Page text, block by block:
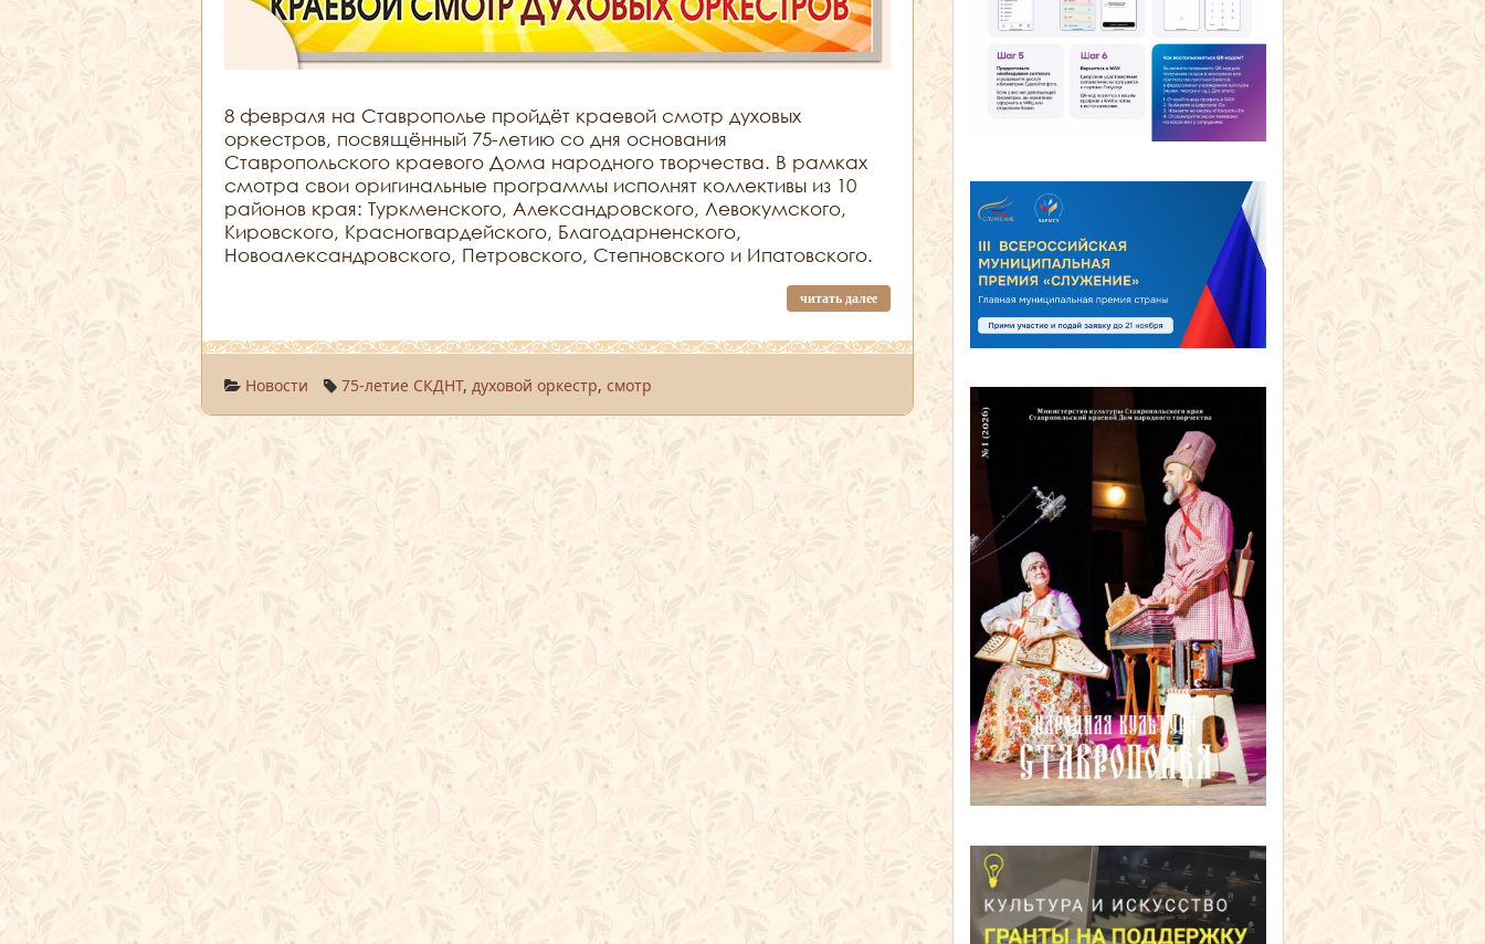
8 февраля на Ставрополье пройдёт краевой смотр духовых
оркестров, посвящённый 75-летию со дня основания
Ставропольского краевого Дома народного творчества. В рамках
смотра свои оригинальные программы исполнят коллективы из 10
районов края: Туркменского, Александровского, Левокумского,
Кировского, Красногвардейского, Благодарненского,
Новоалександровского, Петровского, Степновского и Ипатовского.
читать далее
Новости 75-летие СКДНТ,духовой оркестр,смотр